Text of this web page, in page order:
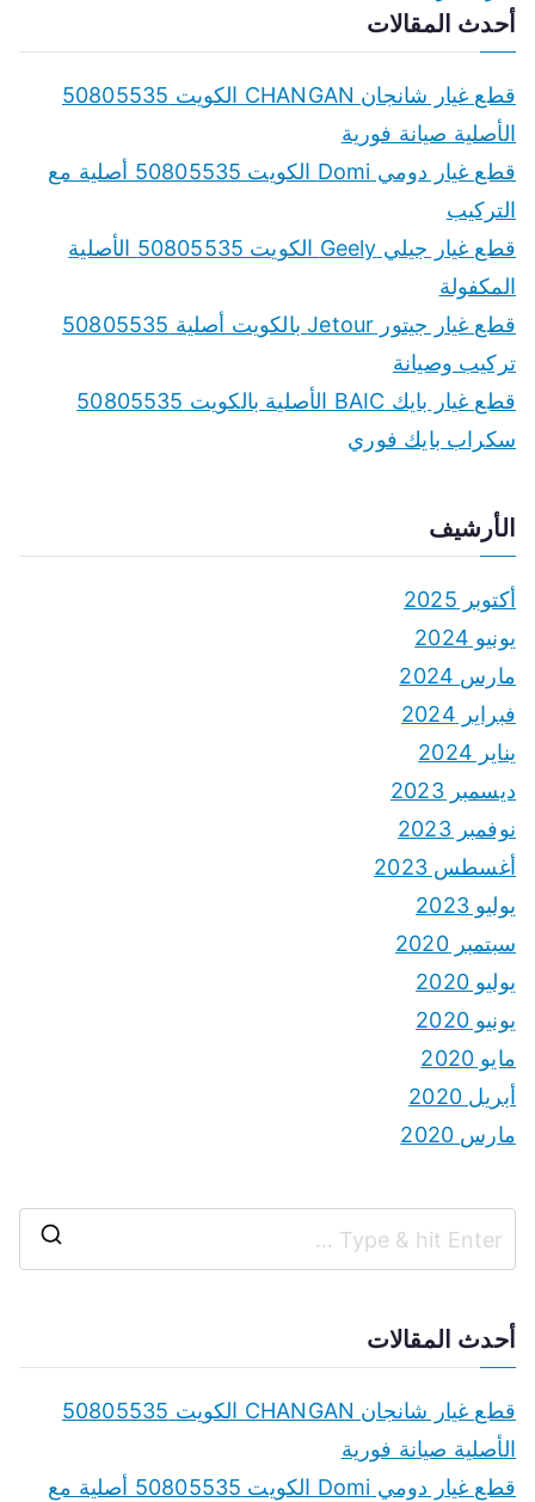
أحدث المقالات
قطع غيار شانجان CHANGAN الكويت 50805535
الأصلية صيانة فورية
قطع غيار دومي Domi الكويت 50805535 أصلية مع
التركيب
قطع غيار جيلي Geely الكويت 50805535 الأصلية
المكفولة
قطع غيار جيتور Jetour بالكويت أصلية 50805535
تركيب وصيانة
قطع غيار بايك BAIC الأصلية بالكويت 50805535
سكراب بايك فوري
الأرشيف
أكتوبر 2025
يونيو 2024
مارس 2024
فبراير 2024
يناير 2024
ديسمبر 2023
نوفمبر 2023
أغسطس 2023
يوليو 2023
سبتمبر 2020
يوليو 2020
يونيو 2020
مايو 2020
أبريل 2020
مارس 2020
r
أحدث المقالات
قطع غيار شانجان CHANGAN الكويت 50805535
الأصلية صيانة فورية
قطع غيار دومي Domi الكويت 50805535 أصلية مع